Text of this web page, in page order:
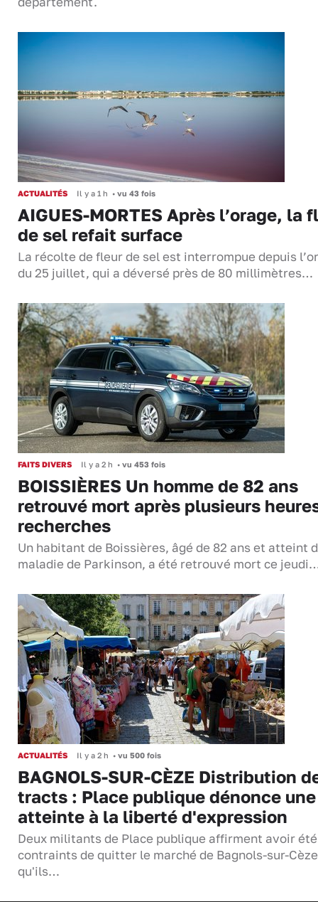
ACTUALITÉS Il y a 1 h • vu 43 fois
AIGUES-MORTES Après l’orage, la
de sel refait surface
La récolte de fleur de sel est interrompue depuis
du 25 juillet, qui a déversé près de 80 millimètres…
FAITS DIVERS Il y a 2 h • vu 453 fois
BOISSIÈRES Un homme de 82 ans
retrouvé mort après plusieurs
recherches
Un habitant de Boissières, âgé de 82 ans et atteint
maladie de Parkinson, a été retrouvé mort ce
ACTUALITÉS Il y a 2 h • vu 500 fois
BAGNOLS-SUR-CÈZE Distribution
tracts : Place publique dénonce une
atteinte à la liberté d'expression
Deux militants de Place publique affirment avoir été
contraints de quitter le marché de Bagnols-sur-
qu'ils…